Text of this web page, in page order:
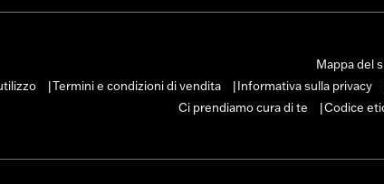
Mappa del
Termini e condizioni di vendita Informativa sulla privacy
Ci prendiamo cura di te
Codice